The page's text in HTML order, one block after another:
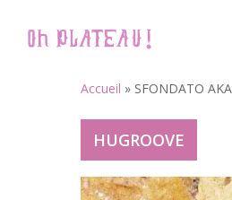
Accueil » SFONDATO
HUGROOVE